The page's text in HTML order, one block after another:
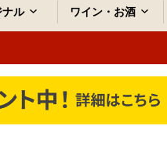
ナル ワイン・お酒